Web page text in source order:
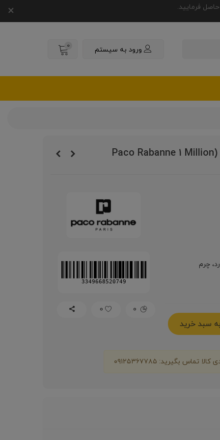
×
ورود به سیستم 0
عطر پاکو رابان وان میلیون اینتنس (Paco Rabanne 1 Million
چرم
سبد خرید
3349668520749
0
0
بگیرید: ۰۹۱۲۵۳۶۷۷۸۵